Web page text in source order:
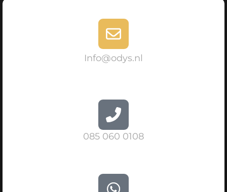
Info@odys.nl
085 060 0108